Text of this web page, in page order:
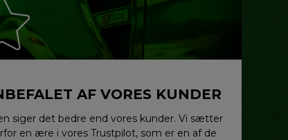
AF VORES KUNDER
siger det bedre end vores kunder. Vi sætter
en ære i vores Trustpilot, som er en af de